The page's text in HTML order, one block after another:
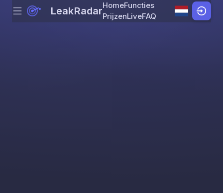
Skip to content
Menu LeakRadarHomeFuncties
PrijzenLiveFAQ